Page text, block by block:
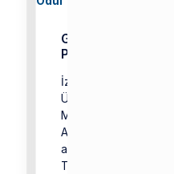
Genç Mimarların
Projesine Ödül
İzmir Ekonomi
Üniversitesi (İEÜ)
Mimarlık Bölümü
Aylin Akay, mimar
arkadaşları Işıl
Tur ve Başak